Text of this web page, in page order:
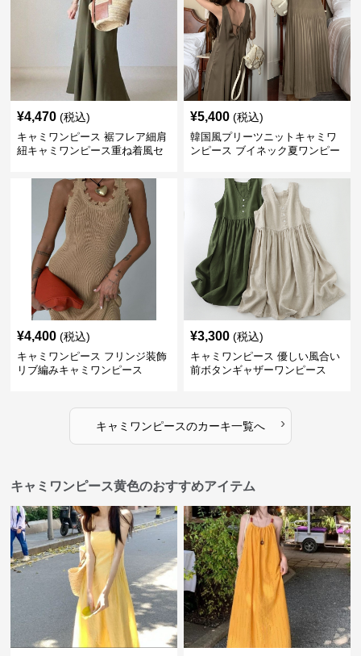
¥4,470 (税込)
キャミワンピース 裾フレア細肩
紐キャミワンピース重ね着風セ
¥5,400 (税込)
韓国風プリーツニットキャミワ
ンピース ブイネック夏ワンピー
¥4,400 (税込)
キャミワンピース フリンジ装飾
リブ編みキャミワンピース
¥3,300 (税込)
キャミワンピース 優しい風合い
前ボタンギャザーワンピース
キャミワンピースのカーキ一覧へ ›
キャミワンピース黄色のおすすめアイテム